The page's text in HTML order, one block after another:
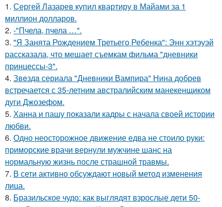
1. Сергей Лазарев купил квартиру в Майами за 1
миллион долларов.
2. -"Пчела, пчела …".
3. "Я Занята Рождением Третьего Ребенка": Энн хэтэуэй
рассказала, что мешает съемкам фильма "дневники
принцессы-3".
4. Звeздa сериала "Дневники Вампира" Нина добрев
встречается с 35-летним австралийским манекенщиком
дуги Джозефом.
5. Ханна и пашу показали кадры с начала своей истории
любви.
6. Одно неосторожное движение едва не стоило руки:
приморские врачи вернули мужчине шанс на
нормальную жизнь после страшной травмы.
7. В сети активно обсуждают новый метод изменения
лица.
8. Бразильское чудо: как выглядят взрослые дети 50-